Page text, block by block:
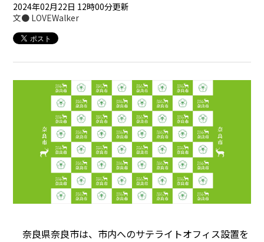
2024年02月22日 12時00分更新
文● LOVEWalker
奈良県奈良市は、市内へのサテライトオフィス設置を